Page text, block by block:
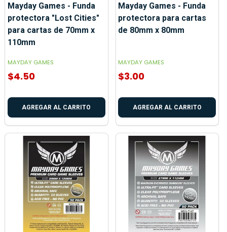
Mayday Games - Funda
protectora "Lost Cities"
para cartas de 70mm x
110mm
MAYDAY GAMES
$4.50
AGREGAR AL CARRITO
Mayday Games - Funda
protectora para cartas
de 80mm x 80mm
MAYDAY GAMES
$3.00
AGREGAR AL CARRITO